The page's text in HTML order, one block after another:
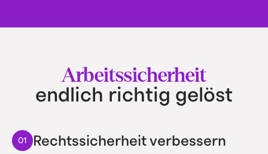
Arbeitssicherheit
endlich richtig gelöst
01 Rechtssicherheit verbessern